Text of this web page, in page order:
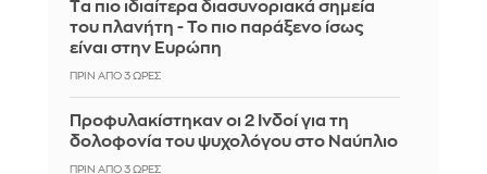
Tα πιο ιδιαίτερα διασυνοριακά σημεία
του πλανήτη - Το πιο παράξενο ίσως
είναι στην Ευρώπη
ΠΡΙΝ ΑΠΌ 3 ΏΡΕΣ
Προφυλακίστηκαν οι 2 Ινδοί για τη
δολοφονία του ψυχολόγου στο Ναύπλιο
ΠΡΙΝ ΑΠΌ 3 ΏΡΕΣ